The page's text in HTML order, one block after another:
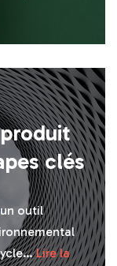
produit
clés
un outil
Lire la